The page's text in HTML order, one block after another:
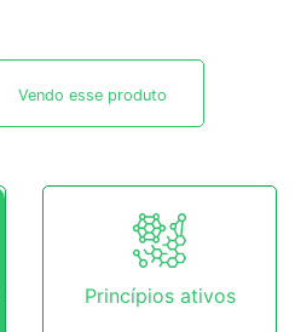
Vendo esse produto
Princípios ativos